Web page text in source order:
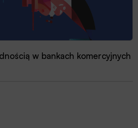
w bankach komercyjnych